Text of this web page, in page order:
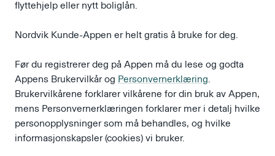
flyttehjelp eller nytt boliglån.
Nordvik Kunde-Appen er helt gratis å bruke for deg.
Før du registrerer deg på Appen må du lese og godta
Appens Brukervilkår og Personvernerklæring
Brukervilkårene forklarer vilkårene for din bruk av Appen,
mens Personvernerklæringen forklarer mer i detalj hvilke
personopplysninger som må behandles, og hvilke
informasjonskapsler (cookies) vi bruker.